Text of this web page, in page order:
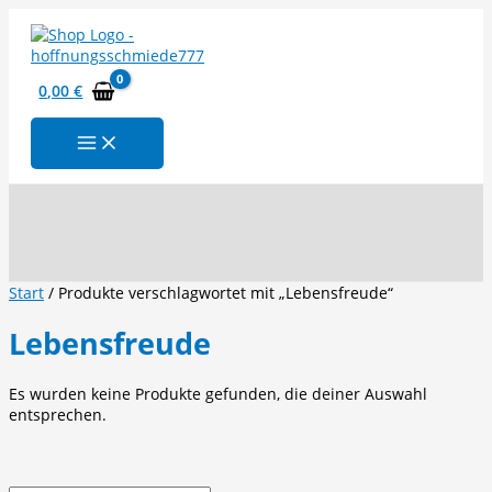
Inhalt
springen
0,00€
Start / Produkte verschlagwortet mit „Lebensfreude“
Lebensfreude
Es wurden keine Produkte gefunden, die deiner Auswahl
entsprechen.